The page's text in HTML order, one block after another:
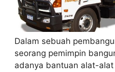
Dalam sebuah
seorang pemimpin
adanya bantuan alat-